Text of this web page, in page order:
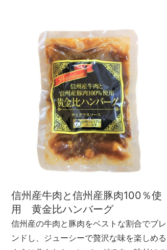
信州産牛肉と信州産豚肉100％使
用 黄金比ハンバーグ
信州産の牛肉と豚肉をベストな割合でブレ
ンドし、ジューシーで贅沢な味を楽しめる